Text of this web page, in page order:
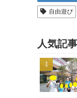
自由遊び
人気記事